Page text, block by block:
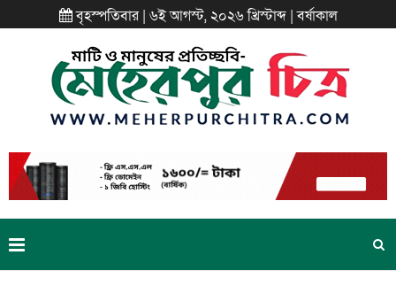
বৃহস্পতিবার | ৬ই আগস্ট, ২০২৬ খ্রিস্টাব্দ | বর্ষাকাল